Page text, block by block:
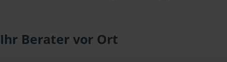
Ihr Berater vor Ort